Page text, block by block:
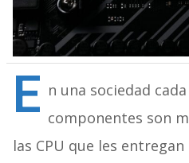
E n una sociedad
componentes son
las CPU que les